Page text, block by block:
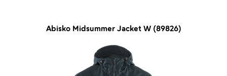
Abisko Midsummer Jacket W (89826)